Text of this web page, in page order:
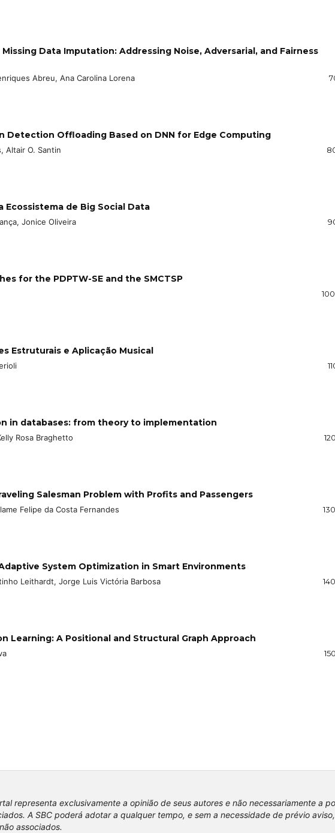
Data Imputation: Addressing Noise, Adversarial, and Fairness
Abreu, Ana Carolina Lorena
Detection Offloading Based on DNN for Edge Computing
Altair O. Santin
Ecossistema de Big Social Data
Jonice Oliveira
for the PDPTW-SE and the SMCTSP
Estruturais e Aplicação Musical
in databases: from theory to implementation
Rosa Braghetto
Salesman Problem with Profits and Passengers
Felipe da Costa Fernandes
System Optimization in Smart Environments
Leithardt, Jorge Luis Victória Barbosa
Learning: A Positional and Structural Graph Approach
representa exclusivamente a opinião de seus autores e não necessariamente a
A SBC poderá adotar a qualquer tempo, e sem a necessidade de prévio
associados.